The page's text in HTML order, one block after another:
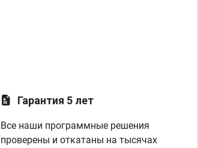
Гарантия 5 лет
Все наши программные решения
проверены и откатаны на тысячах